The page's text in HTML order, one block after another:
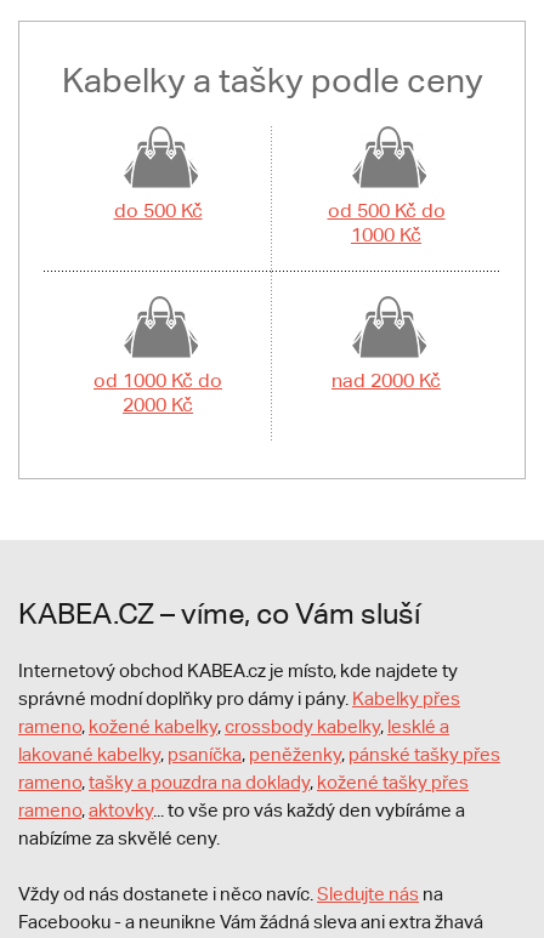
Kabelky a tašky podle ceny
do 500 Kč
od 500 Kč do
1000 Kč
od 1000 Kč do
2000 Kč
nad 2000 Kč
KABEA.CZ – víme, co Vám sluší
Internetový obchod KABEA.cz je místo, kde najdete ty
správné modní doplňky pro dámy i pány. Kabelky přes
rameno, kožené kabelky,crossbody kabelky, lesklé a
lakované kabelky, psaníčka, peněženky, pánské tašky přes
rameno,tašky a pouzdra na doklady, kožené tašky přes
rameno,aktovky... to vše pro vás každý den vybíráme a
nabízíme za skvělé ceny.
Vždy od nás dostanete i něco navíc. Sledujte nás na
Facebooku - a neunikne Vám žádná sleva ani extra žhavá